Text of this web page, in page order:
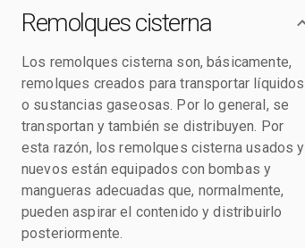
Remolques cisterna
Los remolques cisterna son, básicamente,
remolques creados para transportar líquidos
o sustancias gaseosas. Por lo general, se
transportan y también se distribuyen. Por
esta razón, los remolques cisterna usados y
nuevos están equipados con bombas y
mangueras adecuadas que, normalmente,
pueden aspirar el contenido y distribuirlo
posteriormente.